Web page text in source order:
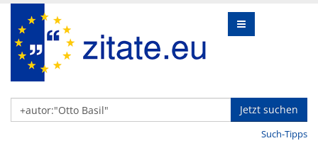
Jetzt suchen
Such-Tipps